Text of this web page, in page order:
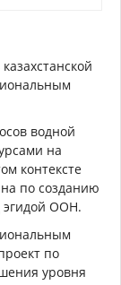
водной
на
контексте
по созданию
эгидой ООН.
по
уровня